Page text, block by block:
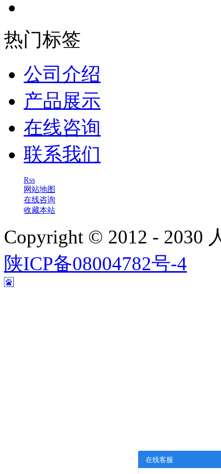
热门标签
公司介绍
产品展示
在线咨询
联系我们
Rss
网站地图
在线咨询
收藏本站
Copyright © 2012 - 2030
陕ICP备08004782号-4
在线客服